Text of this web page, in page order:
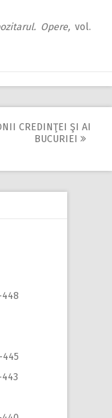
Opere,vol.
CREDINŢEI ŞI AI
BUCURIEI